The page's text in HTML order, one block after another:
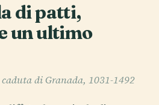
di patti,
un ultimo
di Granada, 1031-1492